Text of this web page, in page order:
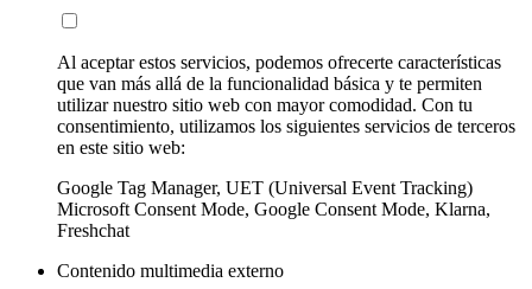
Al aceptar estos servicios, podemos ofrecerte características
que van más allá de la funcionalidad básica y te permiten
utilizar nuestro sitio web con mayor comodidad. Con tu
consentimiento, utilizamos los siguientes servicios de terceros
en este sitio web:
Google Tag Manager, UET (Universal Event Tracking)
Microsoft Consent Mode, Google Consent Mode, Klarna,
Freshchat
Contenido multimedia externo